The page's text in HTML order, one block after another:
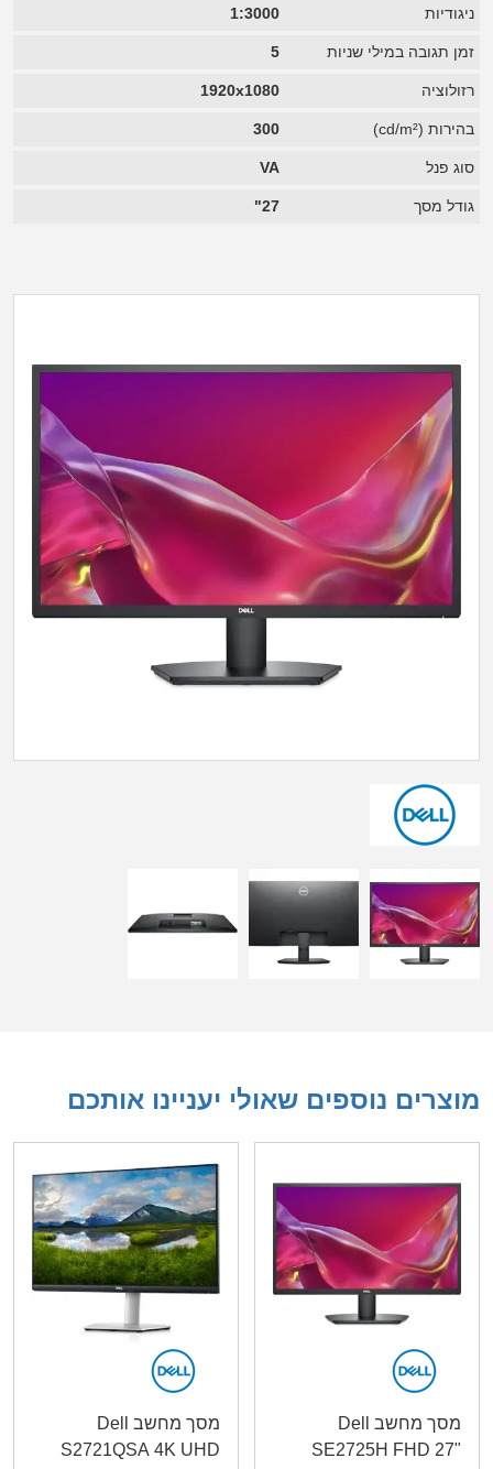
ניגודיות 1:3000
זמן תגובה במילי שניות 5
רזולוציה 1920x1080
בהירות (cd/m²) 300
סוג פנל VA
גודל מסך 27"
מוצרים נוספים שאולי יעניינו אותכם
מסך מחשב Dell
SE2725H FHD 27"
מסך מחשב Dell
S2721QSA 4K UHD